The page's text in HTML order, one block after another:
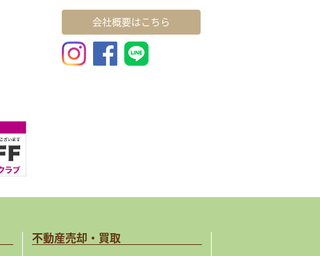
会社概要はこちら
不動産売却・買取